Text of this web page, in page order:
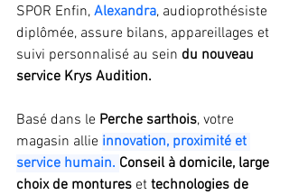
SPOR Enfin, Alexandra, audioprothésiste
diplômée, assure bilans, appareillages et
suivi personnalisé au sein du nouveau
service Krys Audition.
Basé dans le Perche sarthois, votre
magasin allie innovation, proximité et
service humain. Conseil à domicile, large
choix de montures et technologies de